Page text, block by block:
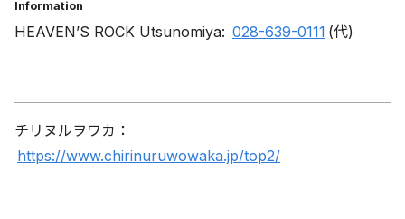
Information
HEAVEN’S ROCK Utsunomiya: 028-639-0111 (代)
チリヌルヲワカ：
https://www.chirinuruwowaka.jp/top2/